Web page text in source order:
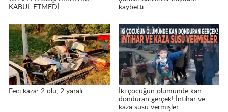
KABUL ETMEDİ
kaybetti
Feci kaza: 2 ölü, 2 yaralı
İki çocuğun ölümünde kan
donduran gerçek! İntihar ve
kaza süsü vermişler